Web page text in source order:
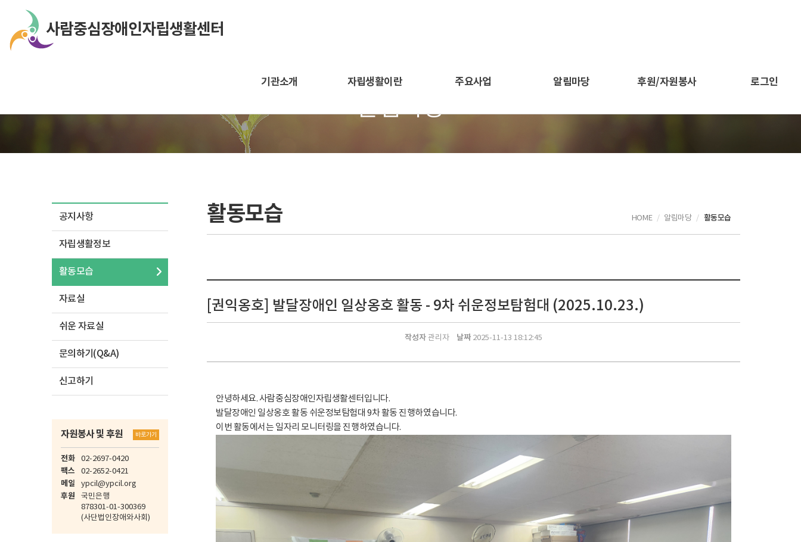
기관소개 자립생활이란 주요사업 알림마당 후원/자원봉사 로그인
알림마당
공지사항
자립생활정보
활동모습
자료실
쉬운 자료실
문의하기(Q&A)
신고하기
자원봉사 및 후원 바로가기
전화 02-2697-0420
팩스 02-2652-0421
메일 ypcil@ypcil.org
후원
국민은행
878301-01-300369
(사단법인장애와사회)
활동모습 HOME 알림마당 활동모습
[권익옹호] 발달장애인 일상옹호 활동 - 9차 쉬운정보탐험대 (2025.10.23.)
작성자 관리자 날짜 2025-11-13 18:12:45
안녕하세요. 사람중심장애인자립생활센터입니다.
발달장애인 일상옹호 활동 쉬운정보탐험대 9차 활동 진행하였습니다.
이번 활동에서는 일자리 모니터링을 진행하였습니다.